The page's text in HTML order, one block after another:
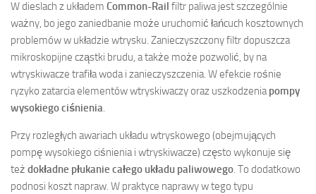
W dieslach z układem Common-Rail filtr paliwa jest szczególnie
ważny, bo jego zaniedbanie może uruchomić łańcuch kosztownych
problemów w układzie wtrysku. Zanieczyszczony filtr dopuszcza
mikroskopijne cząstki brudu, a także może pozwolić, by na
wtryskiwacze trafiła woda i zanieczyszczenia. W efekcie rośnie
ryzyko zatarcia elementów wtryskiwaczy oraz uszkodzeniapompy
wysokiego ciśnienia.
Przy rozległych awariach układu wtryskowego (obejmujących
pompę wysokiego ciśnienia i wtryskiwacze) często wykonuje się
też dokładne płukanie całego układu paliwowego. To dodatkowo
podnosi koszt napraw. W praktyce naprawy w tego typu